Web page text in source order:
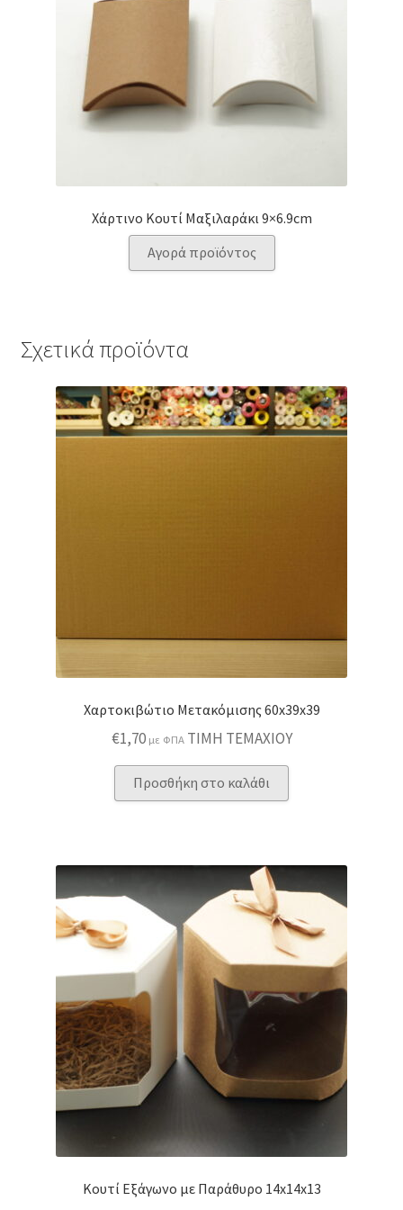
Χάρτινο Κουτί Μαξιλαράκι 9×6.9cm
Αγορά προϊόντος
Σχετικά προϊόντα
Χαρτοκιβώτιο Μετακόμισης 60x39x39
€1,70 με ΦΠΑ ΤΙΜΗ ΤΕΜΑΧΙΟΥ
Προσθήκη στο καλάθι
Κουτί Εξάγωνο με Παράθυρο 14x14x13